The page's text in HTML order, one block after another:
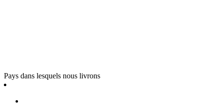
Pays dans lesquels nous livrons